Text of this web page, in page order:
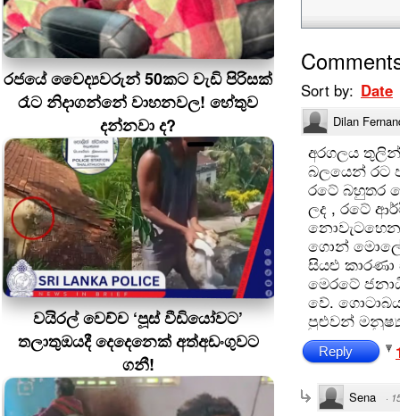
රජයේ වෛද්‍යවරුන් 50කට වැඩි පිරිසක්
රෑට නිදාගන්නේ වාහනවල! හේතුව
දන්නවා ද?
වයිරල් වෙච්ච ‘පූස් වීඩියෝවට’
තලාතුඔයදී දෙදෙනෙක් අත්අඩංගුවට
ගනී!
Sort by: Date
Dilan
අරගලය
බලයෙන් රට
රටේ බහුතර
ලද , රටේ
නොවැටහෙන
ගොන්
සියළු කාරණා
මෙරටේ
වේ.
පුළුවන්
Reply
Sena ·